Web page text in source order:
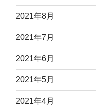
2021年8月
2021年7月
2021年6月
2021年5月
2021年4月